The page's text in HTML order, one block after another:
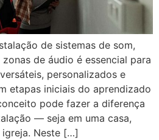
de sistemas de som,
de áudio é essencial para
personalizados e
etapas iniciais do aprendizado
pode fazer a diferença
— seja em uma casa,
Neste […]